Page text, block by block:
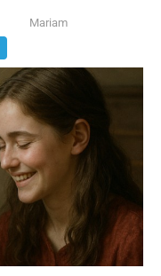
Mariam